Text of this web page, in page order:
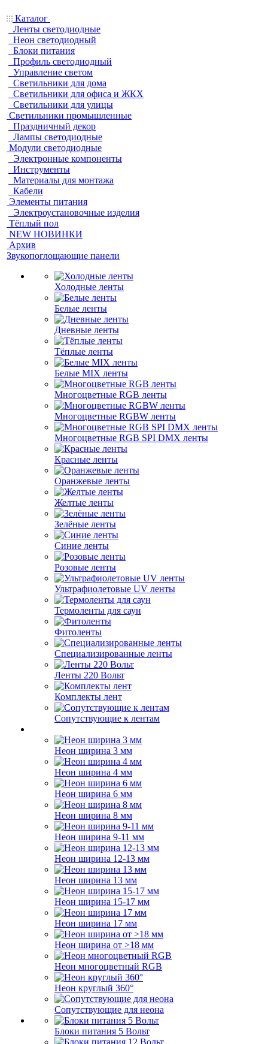
Каталог
Ленты светодиодные
Неон светодиодный
Блоки питания
Профиль светодиодный
Управление светом
Светильники для дома
Светильники для офиса и ЖКХ
Светильники для улицы
Светильники промышленные
Праздничный декор
Лампы светодиодные
Модули светодиодные
Электронные компоненты
Инструменты
Материалы для монтажа
Кабели
Элементы питания
Электроустановочные изделия
Тёплый пол
NEW НОВИНКИ
Архив
Звукопоглощающие панели
Холодные ленты
Белые ленты
Дневные ленты
Тёплые ленты
Белые MIX ленты
Многоцветные RGB ленты
Многоцветные RGBW ленты
Многоцветные RGB SPI DMX ленты
Красные ленты
Оранжевые ленты
Желтые ленты
Зелёные ленты
Синие ленты
Розовые ленты
Ультрафиолетовые UV ленты
Термоленты для саун
Фитоленты
Специализированные ленты
Ленты 220 Вольт
Комплекты лент
Сопутствующие к лентам
Неон ширина 3 мм
Неон ширина 4 мм
Неон ширина 6 мм
Неон ширина 8 мм
Неон ширина 9-11 мм
Неон ширина 12-13 мм
Неон ширина 13 мм
Неон ширина 15-17 мм
Неон ширина 17 мм
Неон ширина от >18 мм
Неон многоцветный RGB
Неон круглый 360°
Сопутствующие для неона
Блоки питания 5 Вольт